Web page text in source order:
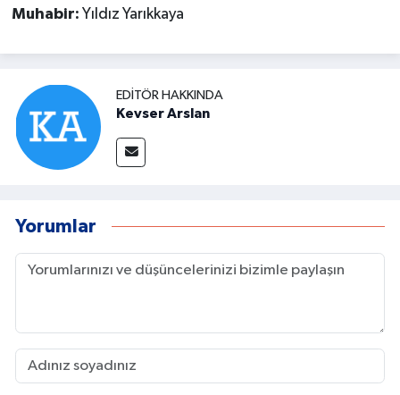
Muhabir: Yıldız Yarıkkaya
EDITÖR HAKKINDA
Kevser Arslan
Yorumlar